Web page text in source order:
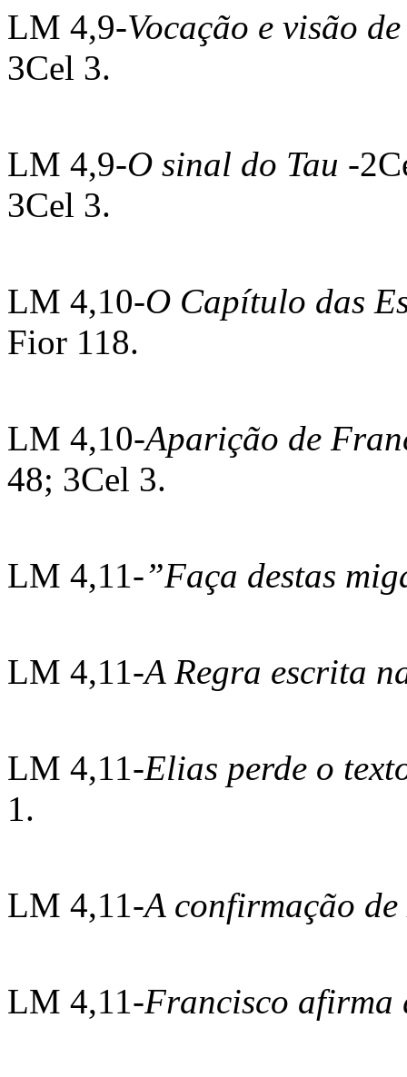
LM 4,9-Vocação e visão
3Cel 3.
LM 4,9-O sinal do Tau -
3Cel 3.
LM 4,10-O Capítulo das
Fior 118.
LM 4,10-Aparição de
48; 3Cel 3.
LM 4,11-”Faça destas
LM 4,11-A Regra escrita
LM 4,11-Elias perde o
1.
LM 4,11-A confirmação
LM 4,11-Francisco afirma